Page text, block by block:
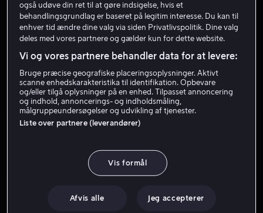
Leo Suter
Skuespiller
også udøve din ret til at gøre indsigelse, hvis et
behandlingsgrundlag er baseret på legitim interesse. Du kan til
enhver tid ændre dine valg via siden Privatlivspolitik. Dine valg
deles med vores partnere og gælder kun for dette website.
Vi og vores partnere behandler data for at levere:
Bruge præcise geografiske placeringsoplysninger. Aktivt
scanne enhedskarakteristika til identifikation. Opbevare
og/eller tilgå oplysninger på en enhed. Tilpasset annoncering
og indhold, annoncerings- og indholdsmåling,
målgruppeundersøgelser og udvikling af tjenester.
Liste over partnere (leverandører)
Vis formål
Afvis alle Jeg accepterer